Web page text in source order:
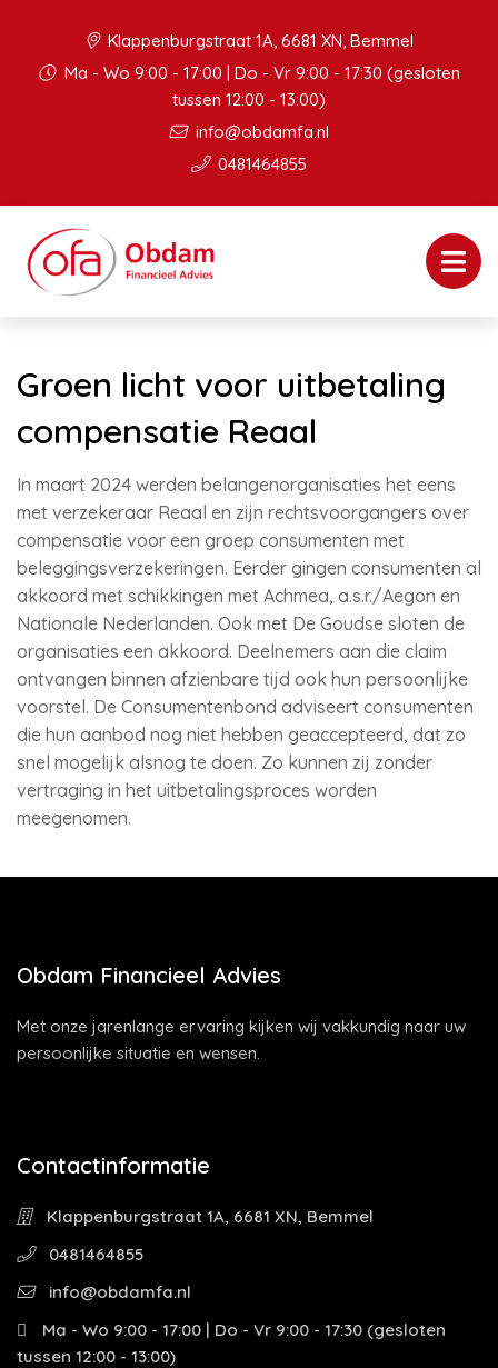
Klappenburgstraat 1A, 6681 XN, Bemmel
Ma - Wo 9:00 - 17:00 | Do - Vr 9:00 - 17:30 (gesloten
tussen 12:00 - 13:00)
info@obdamfa.nl
0481464855
Groen licht voor uitbetaling
compensatie Reaal
In maart 2024 werden belangenorganisaties het eens
met verzekeraar Reaal en zijn rechtsvoorgangers over
compensatie voor een groep consumenten met
beleggingsverzekeringen. Eerder gingen consumenten al
akkoord met schikkingen met Achmea, a.s.r./Aegon en
Nationale Nederlanden. Ook met De Goudse sloten de
organisaties een akkoord. Deelnemers aan die claim
ontvangen binnen afzienbare tijd ook hun persoonlijke
voorstel. De Consumentenbond adviseert consumenten
die hun aanbod nog niet hebben geaccepteerd, dat zo
snel mogelijk alsnog te doen. Zo kunnen zij zonder
vertraging in het uitbetalingsproces worden
meegenomen.
Obdam Financieel Advies
Met onze jarenlange ervaring kijken wij vakkundig naar uw
persoonlijke situatie en wensen.
Contactinformatie
Klappenburgstraat 1A, 6681 XN, Bemmel
0481464855
info@obdamfa.nl
Ma - Wo 9:00 - 17:00 | Do - Vr 9:00 - 17:30 (gesloten
tussen 12:00 - 13:00)